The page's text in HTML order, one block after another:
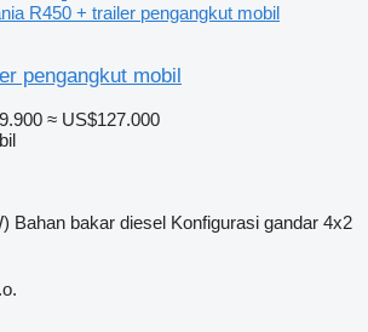
R450 + trailer pengangkut mobil
pengangkut mobil
≈ US$127.000
Bahan bakar diesel Konfigurasi gandar 4x2